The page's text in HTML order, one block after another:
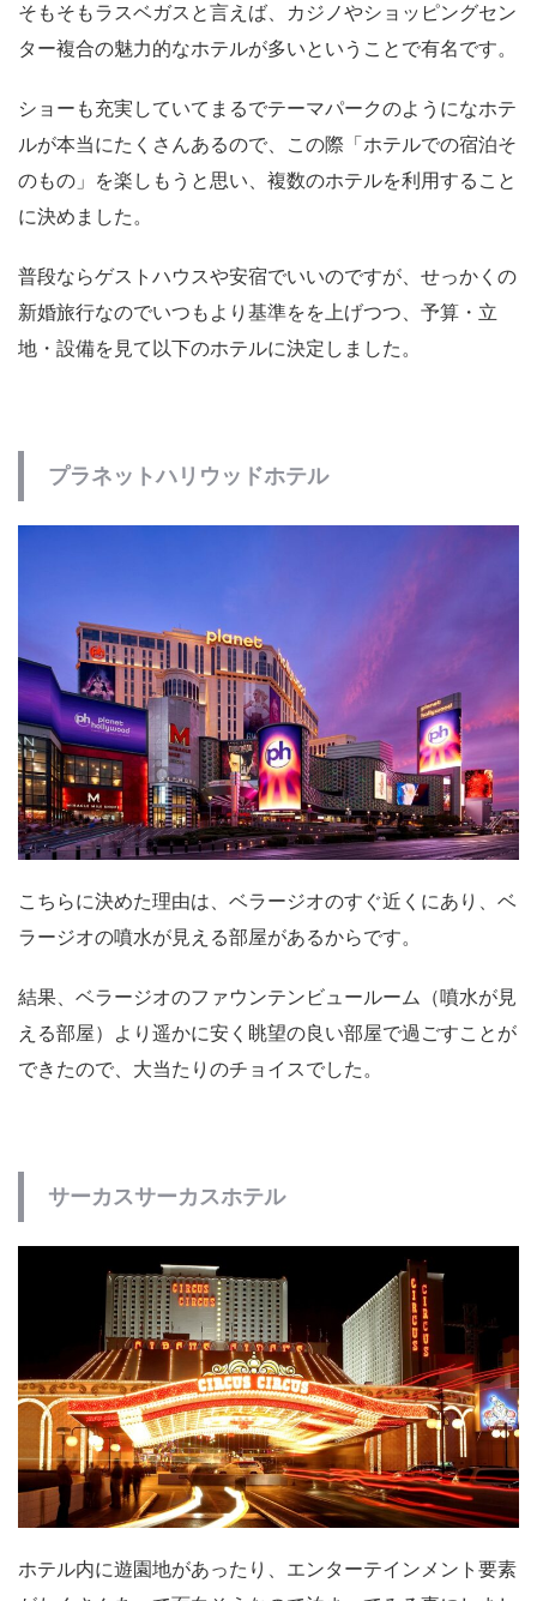
そもそもラスベガスと言えば、カジノやショッピングセン
ター複合の魅力的なホテルが多いということで有名です。
ショーも充実していてまるでテーマパークのようになホテ
ルが本当にたくさんあるので、この際「ホテルでの宿泊そ
のもの」を楽しもうと思い、複数のホテルを利用すること
に決めました。
普段ならゲストハウスや安宿でいいのですが、せっかくの
新婚旅行なのでいつもより基準をを上げつつ、予算・立
地・設備を見て以下のホテルに決定しました。
プラネットハリウッドホテル
こちらに決めた理由は、ベラージオのすぐ近くにあり、ベ
ラージオの噴水が見える部屋があるからです。
結果、ベラージオのファウンテンビュールーム（噴水が見
える部屋）より遥かに安く眺望の良い部屋で過ごすことが
できたので、大当たりのチョイスでした。
サーカスサーカスホテル
ホテル内に遊園地があったり、エンターテインメント要素